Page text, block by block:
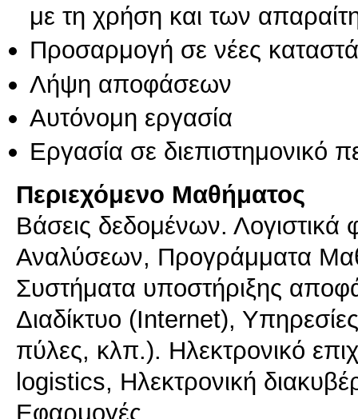
με τη χρήση και των
Προσαρμογή σε νέες
Λήψη αποφάσεων
Αυτόνομη εργασία
Εργασία σε διεπιστημονικό
Περιεχόμενο Μαθήματος
Βάσεις δεδομένων.
Αναλύσεων, Προγράμματα
Συστήματα υποστήριξης
Διαδίκτυο (Internet),
πύλες, κλπ.). Ηλεκτρονικό
logistics, Ηλεκτρονική
Εφαρμογές.